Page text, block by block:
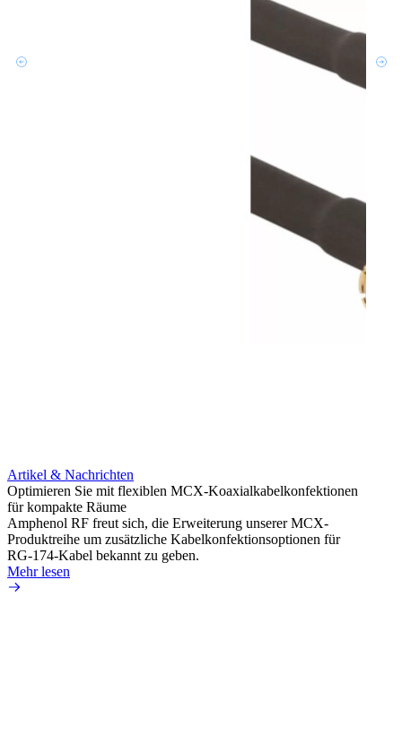
Artikel & Nachrichten
Optimieren Sie mit flexiblen MCX-Koaxialkabelkonfektionen
für kompakte Räume
Amphenol RF freut sich, die Erweiterung unserer MCX-
Produktreihe um zusätzliche Kabelkonfektionsoptionen für
RG-174-Kabel bekannt zu geben.
Mehr lesen